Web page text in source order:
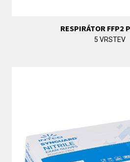
RESPIRÁTOR FFP2
5 VRSTEV